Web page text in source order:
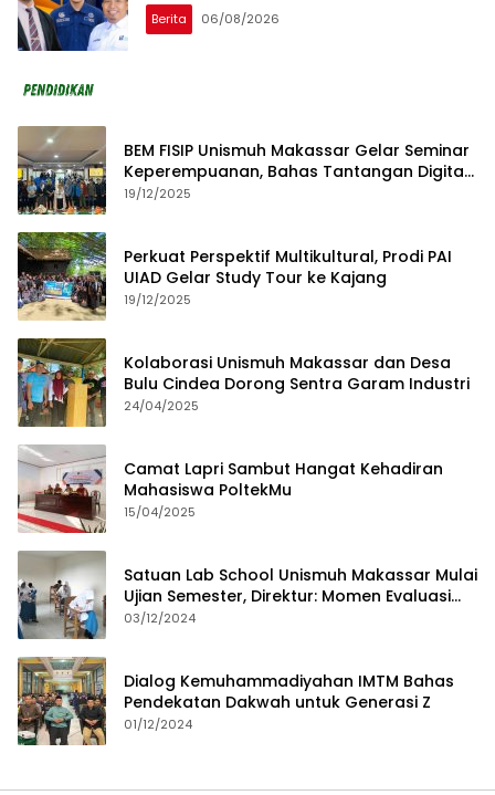
Berita 06/08/2026
BEM FISIP Unismuh Makassar Gelar Seminar
Keperempuanan, Bahas Tantangan Digital
dan Budaya Lokal
19/12/2025
Perkuat Perspektif Multikultural, Prodi PAI
UIAD Gelar Study Tour ke Kajang
19/12/2025
Kolaborasi Unismuh Makassar dan Desa
Bulu Cindea Dorong Sentra Garam Industri
24/04/2025
Camat Lapri Sambut Hangat Kehadiran
Mahasiswa PoltekMu
15/04/2025
Satuan Lab School Unismuh Makassar Mulai
Ujian Semester, Direktur: Momen Evaluasi
Proses Pembelajaran
03/12/2024
Dialog Kemuhammadiyahan IMTM Bahas
Pendekatan Dakwah untuk Generasi Z
01/12/2024